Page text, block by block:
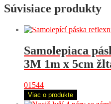
Súvisiace produkty
Samolepiaca
3M 1m x 5cm
01544
Viac o produkte